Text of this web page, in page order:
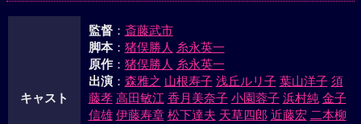
トセラー。依然暗黒に閉された栄子の心も知叡の明るい励ま
しに、やがて、再び夫への信頼を取り戻すようになった。
キャスト
監督： 斎藤武市
脚本： 猪俣勝人 糸永英一
原作： 猪俣勝人 糸永英一
出演： 森雅之 山根寿子 浅丘ルリ子 葉山洋子 須
藤孝 高田敏江 香月美奈子 小園蓉子 浜村純 金子
信雄 伊藤寿章 松下達夫 天草四郎 近藤宏 二本柳